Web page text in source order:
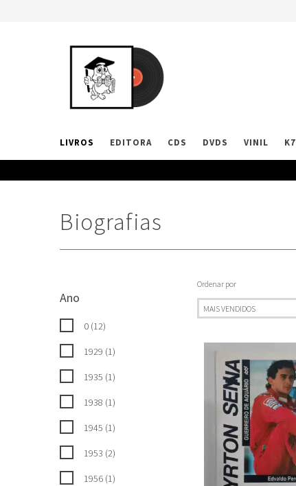
LIVROS EDITORA CDS DVDS VINIL K7
Biografias
Ano
0 (12)
1929 (1)
1935 (1)
1938 (1)
1945 (1)
1953 (2)
1956 (1)
Ordenar por